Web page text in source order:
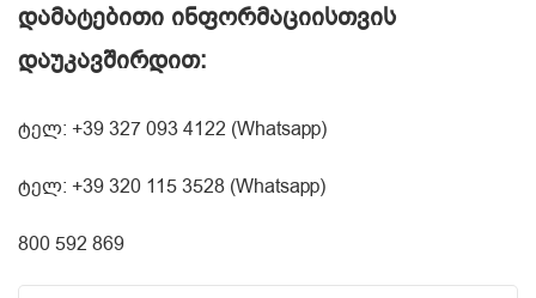
დამატებითი ინფორმაციისთვის
დაუკავშირდით:
ტელ: +39 327 093 4122 (Whatsapp)
ტელ: +39 320 115 3528 (Whatsapp)
800592 869